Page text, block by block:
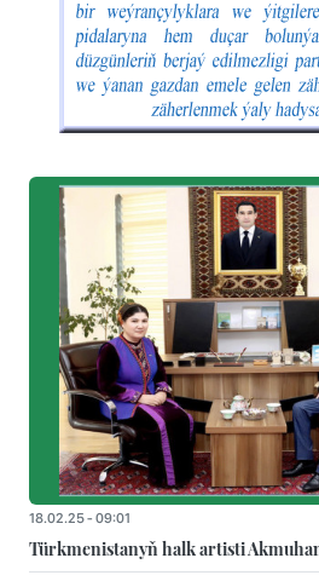
18.02.25 - 09:01
Türkmenistanyň halk artisti